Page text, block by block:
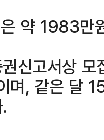
약 1983만
신고서상
며, 같은 달